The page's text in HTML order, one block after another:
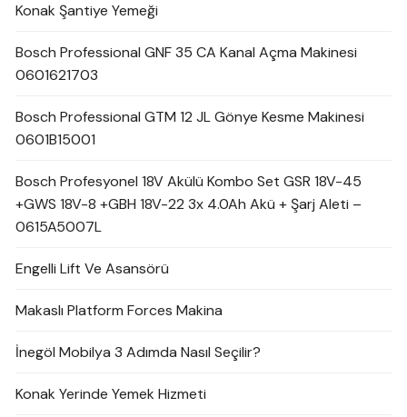
Konak Şantiye Yemeği
Bosch Professional GNF 35 CA Kanal Açma Makinesi
0601621703
Bosch Professional GTM 12 JL Gönye Kesme Makinesi
0601B15001
Bosch Profesyonel 18V Akülü Kombo Set GSR 18V-45
+GWS 18V-8 +GBH 18V-22 3x 4.0Ah Akü + Şarj Aleti –
0615A5007L
Engelli Lift Ve Asansörü
Makaslı Platform Forces Makina
İnegöl Mobilya 3 Adımda Nasıl Seçilir?
Konak Yerinde Yemek Hizmeti